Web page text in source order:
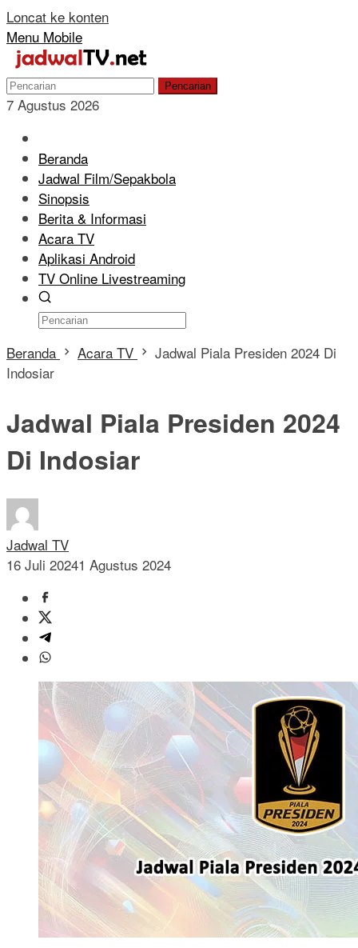
Loncat ke konten
Menu Mobile
Pencarian
7 Agustus 2026
Beranda
Jadwal Film/Sepakbola
Sinopsis
Berita & Informasi
Acara TV
Aplikasi Android
TV Online Livestreaming
Beranda Acara TV
Jadwal Piala Presiden 2024 Di
Indosiar
Jadwal Piala Presiden 2024
Di Indosiar
Jadwal TV
16 Juli 20241 Agustus 2024